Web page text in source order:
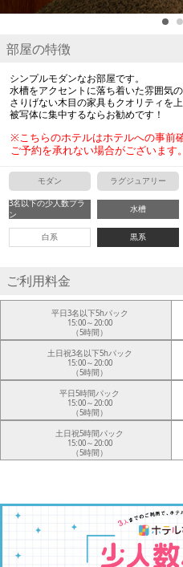
部屋の特徴
シンプルモダンなお部屋です。
水槽をアクセントに落ち着いた雰囲気の
さりげない木目の家具もクオリティを上
被写体に集中するならお勧めです！
※こちらのホテルはホテルへの事前
ご予約を承れない場合がございます
モダン ラグジュアリー
3名以下の少人数プラ
ン
水槽
白系 黒系
ご利用料金
平日3名以下5hパック
15:00～20:00
（5時間）
土日祝3名以下5hパック
15:00～20:00
（5時間）
平日5時間パック
15:00～20:00
（5時間）
土日祝5時間パック
15:00～20:00
（5時間）